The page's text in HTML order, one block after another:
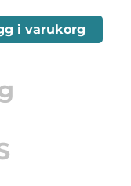
i varukorg